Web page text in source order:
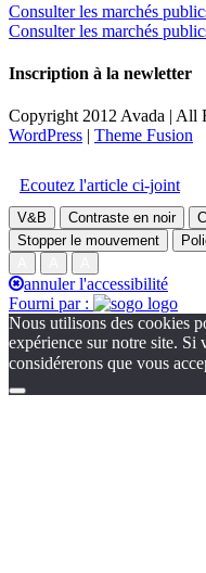
Consulter les marchés
Consulter les marchés
Inscription à la newletter
Copyright 2012 Avada | All
WordPress | Theme Fusion
Bar
Area
Ecoutez l'article ci-joint
V&B Contraste en noir
Stopper le mouvement
annuler l'accessibilité
Fourni par :
Nous utilisons des cookies
expérience sur notre site. Si
considérerons que vous